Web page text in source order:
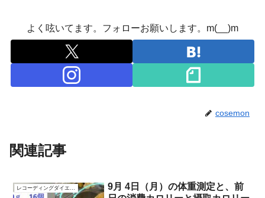
よく呟いてます。フォローお願いします。m(__)m
cosemon
関連記事
レコーディングダイエット
9月 4日（月）の体重測定と、前